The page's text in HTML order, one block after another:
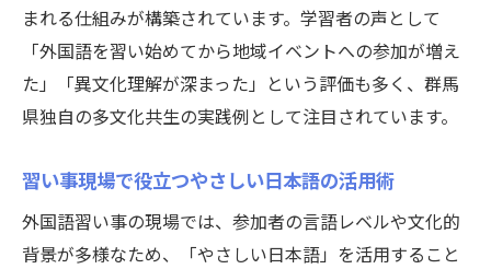
まれる仕組みが構築されています。学習者の声として
「外国語を習い始めてから地域イベントへの参加が増え
た」「異文化理解が深まった」という評価も多く、群馬
県独自の多文化共生の実践例として注目されています。
習い事現場で役立つやさしい日本語の活用術
外国語習い事の現場では、参加者の言語レベルや文化的
背景が多様なため、「やさしい日本語」を活用すること